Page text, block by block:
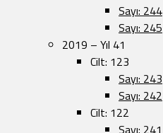
Sayı: 244
Sayı: 245
2019 – Yıl 41
Cilt: 123
Sayı: 243
Sayı: 242
Cilt: 122